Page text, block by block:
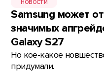
НОВОСТИ
Samsung может
значимых
Galaxy S27
Но кое-какое
придумали.